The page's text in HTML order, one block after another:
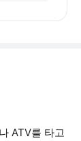
ATV를 타고